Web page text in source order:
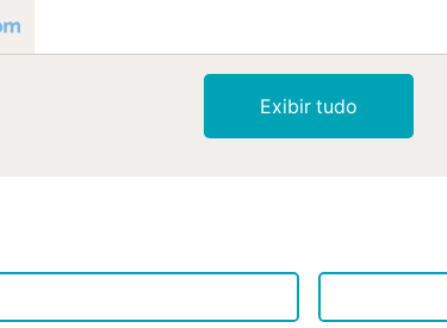
Exibir tudo